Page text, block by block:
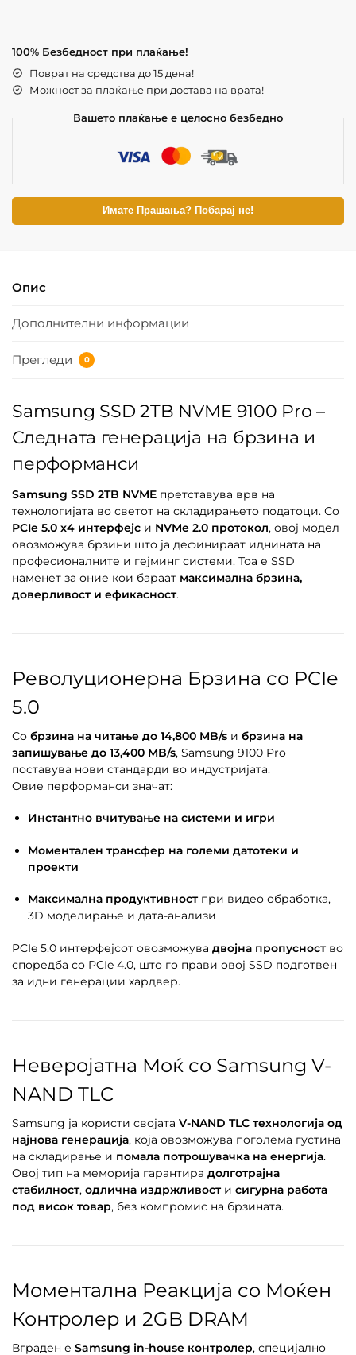
100% Безбедност при плаќање!
Поврат на средства до 15 дена!
Можност за плаќање при достава на врата!
Вашето плаќање е целосно безбедно
Имате Прашања? Побарај не!
Опис
Дополнителни информации
Прегледи 0
Samsung SSD 2TB NVME 9100 Pro –
Следната генерација на брзина и
перформанси
Samsung SSD 2TB NVME претставува врв на
технологијата во светот на складирањето податоци. Со
PCIe 5.0 x4 интерфејс и NVMe 2.0 протокол, овој модел
овозможува брзини што ја дефинираат иднината на
професионалните и гејминг системи. Тоа е SSD
наменет за оние кои бараат максимална брзина,
доверливост и ефикасност.
Револуционерна Брзина со PCIe
5.0
Со брзина на читање до 14,800 MB/s и брзина на
запишување до 13,400 MB/s, Samsung 9100 Pro
поставува нови стандарди во индустријата.
Овие перформанси значат:
Инстантно вчитување на системи и игри
Моментален трансфер на големи датотеки и
проекти
Максимална продуктивностпри видео обработка,
3D моделирање и дата-анализи
PCIe 5.0 интерфејсот овозможува двојна пропусноство
споредба со PCIe 4.0, што го прави овој SSD подготвен
за идни генерации хардвер.
Неверојатна Моќ со Samsung V-
NAND TLC
Samsung ја користи својата V-NAND TLC технологија од
најнова генерација, која овозможува поголема густина
на складирање и помала потрошувачка на енергија.
Овој тип на меморија гарантира долготрајна
стабилност, одлична издржливости сигурна работа
под висок товар, без компромис на брзината.
Моментална Реакција со Моќен
Контролер и 2GB DRAM
Вграден е Samsung in-house контролер, специјално